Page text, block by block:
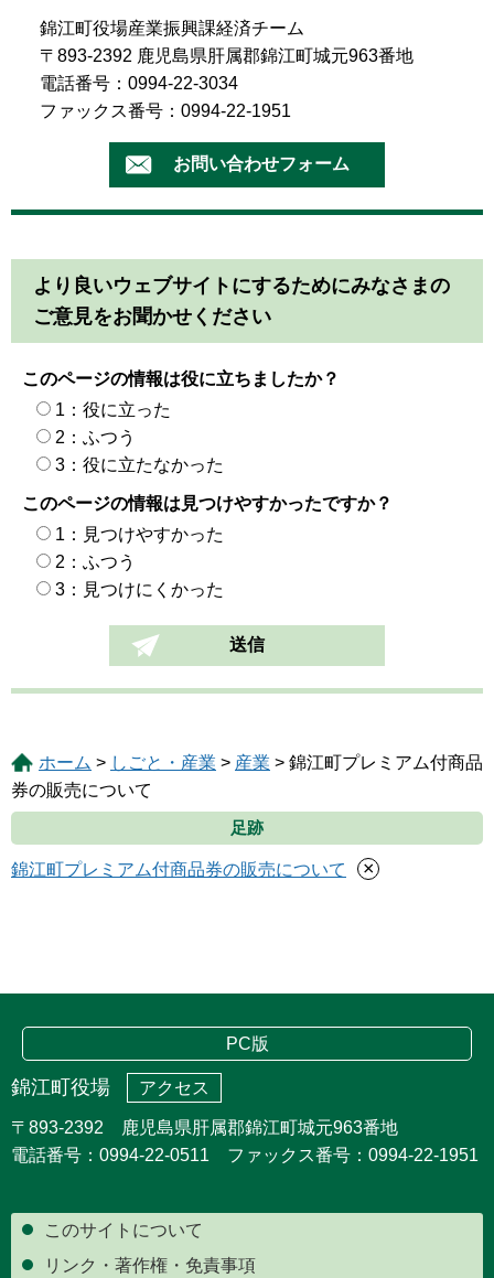
錦江町役場産業振興課経済チーム
〒893-2392 鹿児島県肝属郡錦江町城元963番地
電話番号：0994-22-3034
ファックス番号：0994-22-1951
より良いウェブサイトにするためにみなさまの
ご意見をお聞かせください
このページの情報は役に立ちましたか？
1：役に立った
2：ふつう
3：役に立たなかった
このページの情報は見つけやすかったですか？
1：見つけやすかった
2：ふつう
3：見つけにくかった
ホーム > しごと・産業 > 産業 > 錦江町プレミアム付商品
券の販売について
足跡
錦江町プレミアム付商品券の販売について ×
PC版
錦江町役場 アクセス
〒893-2392 鹿児島県肝属郡錦江町城元963番地
電話番号：0994-22-0511 ファックス番号：0994-22-1951
このサイトについて
リンク・著作権・免責事項